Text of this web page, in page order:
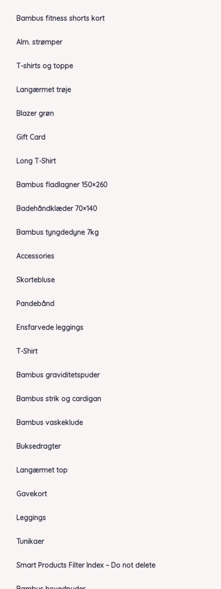
Bambus fitness shorts kort
Alm. strømper
T-shirts og toppe
Langærmet trøje
Blazer grøn
Gift Card
Long T-Shirt
Bambus fladlagner 150×260
Badehåndklæder 70×140
Bambus tyngdedyne 7kg
Accessories
Skortebluse
Pandebånd
Ensfarvede leggings
T-Shirt
Bambus graviditetspuder
Bambus strik og cardigan
Bambus vaskeklude
Buksedragter
Langærmet top
Gavekort
Leggings
Tunikaer
Smart Products Filter Index – Do not delete